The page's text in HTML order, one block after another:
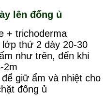
lên đống ủ
+ trichoderma
lớp thứ 2 dày 20-30
như trên, đến khi
2m
giữ ẩm và nhiệt cho
đống ủ